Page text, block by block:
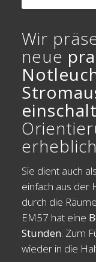
Wir
neue
Sie dient auch als
einfach aus der
durch die
EM57 hat eine
Stunden. Zum
wieder in die